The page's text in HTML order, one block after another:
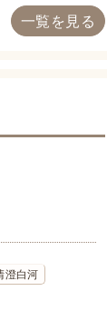
一覧を見る
白河